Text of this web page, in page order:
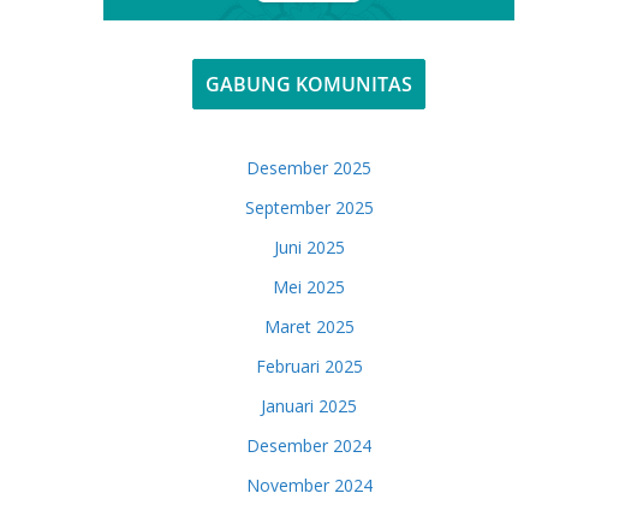
GABUNG KOMUNITAS
Desember 2025
September 2025
Juni 2025
Mei 2025
Maret 2025
Februari 2025
Januari 2025
Desember 2024
November 2024